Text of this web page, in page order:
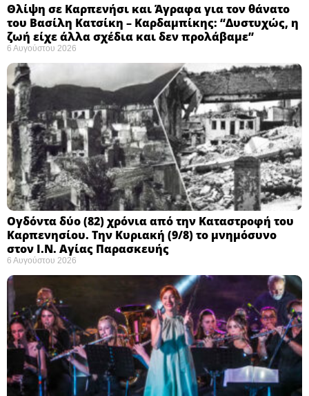
Θλίψη σε Καρπενήσι και Άγραφα για τον θάνατο
του Βασίλη Κατσίκη – Καρδαμπίκης: “Δυστυχώς, η
ζωή είχε άλλα σχέδια και δεν προλάβαμε”
6 Αυγούστου 2026
Ογδόντα δύο (82) χρόνια από την Καταστροφή του
Καρπενησίου. Την Κυριακή (9/8) το μνημόσυνο
στον Ι.Ν. Αγίας Παρασκευής
6 Αυγούστου 2026